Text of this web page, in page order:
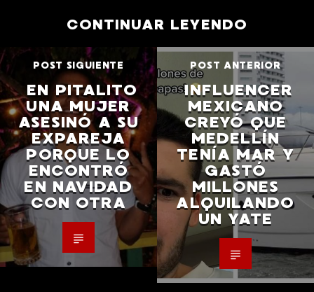
CONTINUAR LEYENDO
POST SIGUIENTE
EN PITALITO
UNA MUJER
ASESINÓ A SU
EXPAREJA
PORQUE LO
ENCONTRÓ
EN NAVIDAD
CON OTRA
POST ANTERIOR
INFLUENCER
MEXICANO
CREYÓ QUE
MEDELLÍN
TENÍA MAR Y
GASTÓ
MILLONES
ALQUILANDO
UN YATE